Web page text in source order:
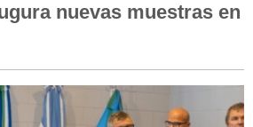
nuevas muestras en